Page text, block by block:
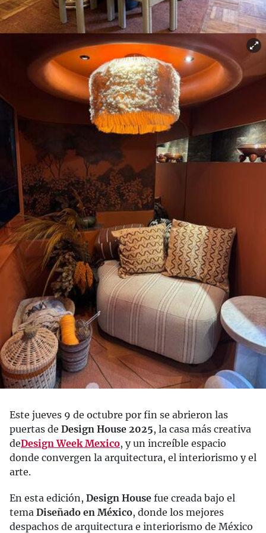
Este jueves 9 de octubre por fin se abrieron las
puertas de Design House 2025, la casa más creativa
deDesign Week Mexico, y un increíble espacio
donde convergen la arquitectura, el interiorismo y el
arte.
En esta edición, Design House fue creada bajo el
tema Diseñado en México, donde los mejores
despachos de arquitectura e interiorismo de México